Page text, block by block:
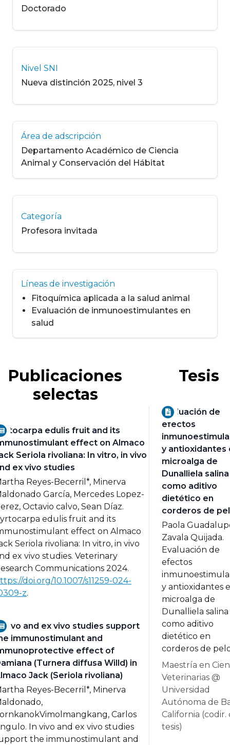
Doctorado
Nivel SNI
Nueva distinción 2025, nivel 3
Área de adscripción
Departamento Académico de Ciencia
Animal y Conservación del Hábitat
Categoría
Profesora invitada
Líneas de investigación
Fitoquímica aplicada a la salud animal
Evaluación de inmunoestimulantes en
salud
Publicaciones
selectas
edulis fruit and its
effect on Almaco
Seriola rivoliana: In vitro, in vivo
ex vivo studies
Reyes-Becerril*, Minerva
García, Mercedes Lopez-
Octavio calvo, Sean Díaz.
edulis fruit and its
effect on Almaco
Seriola rivoliana: In vitro, in vivo
ex vivo studies. Veterinary
Communications 2024.
doi.org/10.1007/s11259-024-
z.
vivo and ex vivo studies support
immunostimulant and
effect of
(Turnera diffusa Willd) in
Jack (Seriola rivoliana)
Reyes-Becerril*, Minerva
Carlos
In vivo and ex vivo studies
the immunostimulant and
Tesis
Evaluación de
efectos
y antioxidantes
microalga de
Dunalliela salina
como aditivo
dietético en
corderos de
Paola
Zavala Quijada.
Evaluación de
efectos
y antioxidantes
microalga de
Dunalliela salina
como aditivo
dietético en
corderos de
Maestría en
Veterinarias @
Universidad
Autónoma de
California (codir.
tesis)